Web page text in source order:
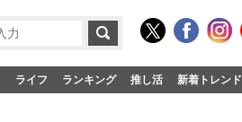
ライフ ランキング 推し活 新着トレンド